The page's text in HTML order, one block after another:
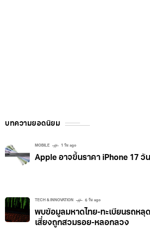
บทความยอดนิยม
MOBILE 1 วัน ago
Apple อาจขึ้นราคา iPhone 17 วั
TECH & INNOVATION 6 วัน ago
พบข้อมูลมหาดไทย-ทะเบียนรถหลุ
เสี่ยงถูกสวมรอย-หลอกลวง